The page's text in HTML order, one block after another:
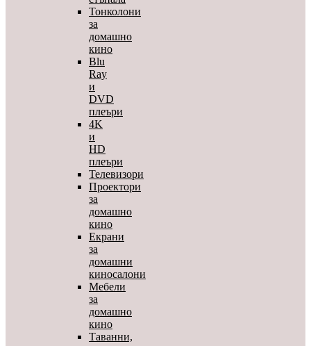
Тонколони
за
домашно
кино
Blu
Ray
и
DVD
плеъри
4K
и
HD
плеъри
Телевизори
Проектори
за
домашно
кино
Екрани
за
домашни
киносалони
Мебели
за
домашно
кино
Таванни,